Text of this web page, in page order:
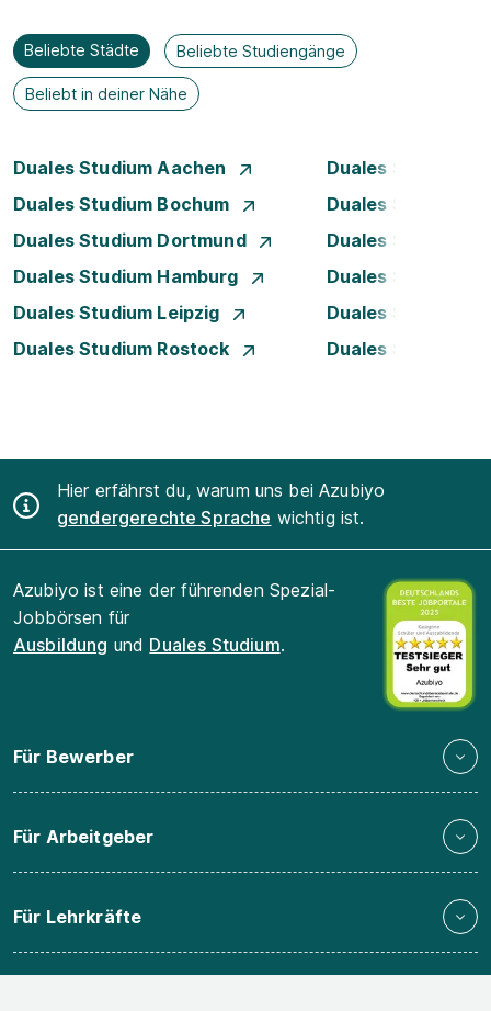
Beliebte Städte Beliebte Studiengänge
Beliebt in deiner Nähe
Duales Studium Aachen
Duales Studium
Duales Studium Bochum
Duales Studium
Duales Studium Dortmund
Duales Studium
Duales Studium Hamburg
Duales Studium
Duales Studium Leipzig
Duales Studium
Duales Studium Rostock
Duales Studium
Hier erfährst du, warum uns bei Azubiyo
gendergerechte Sprache wichtig ist.
Azubiyo ist eine der führenden Spezial-
Jobbörsen für
Ausbildung und Duales Studium.
Für Bewerber
Für Arbeitgeber
Für Lehrkräfte